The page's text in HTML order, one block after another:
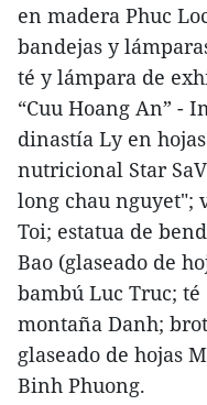
en madera Phuc
bandejas y
té y lámpara de
“Cuu Hoang An” -
dinastía Ly en
nutricional Star
long chau nguyet";
Toi; estatua de
Bao (glaseado de
bambú Luc Truc;
montaña Danh;
glaseado de hojas
Binh Phuong.